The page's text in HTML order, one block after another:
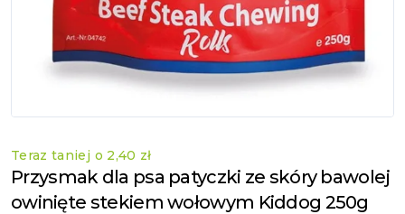
Teraz taniej o 2,40 zł
Przysmak dla psa patyczki ze skóry bawolej
owinięte stekiem wołowym Kiddog 250g